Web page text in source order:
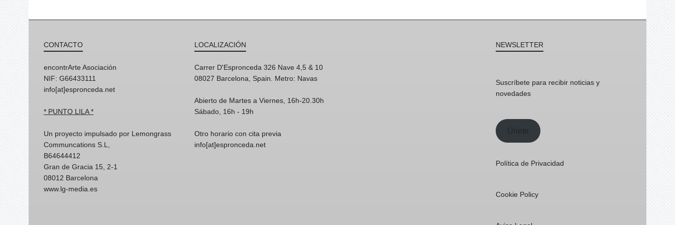
CONTACTO
encontrArte Asociación
NIF: G66433111
info[at]espronceda.net
* PUNTO LILA *
Un proyecto impulsado por Lemongrass
Communcations S.L,
B64644412
Gran de Gracia 15, 2-1
08012 Barcelona
www.lg-media.es
LOCALIZACIÓN
Carrer D'Espronceda 326 Nave 4,5 & 10
08027 Barcelona, Spain. Metro: Navas
Abierto de Martes a Viernes, 16h-20.30h
Sábado, 16h - 19h
Otro horario con cita previa
info[at]espronceda.net
NEWSLETTER
Suscríbete para recibir noticias y
novedades
Únete
Política de Privacidad
Cookie Policy